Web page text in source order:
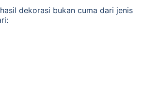
dekorasi bukan cuma dari jenis